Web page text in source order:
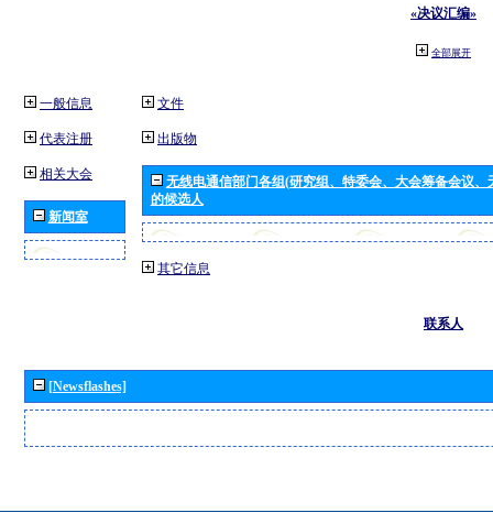
«决议汇编»
全部展开
一般信息
代表注册
相关大会
新闻室
文件
出版物
无线电通信部门各组(研究组、特委会、大会筹备会议
的候选人
其它信息
联系人
[Newsflashes]